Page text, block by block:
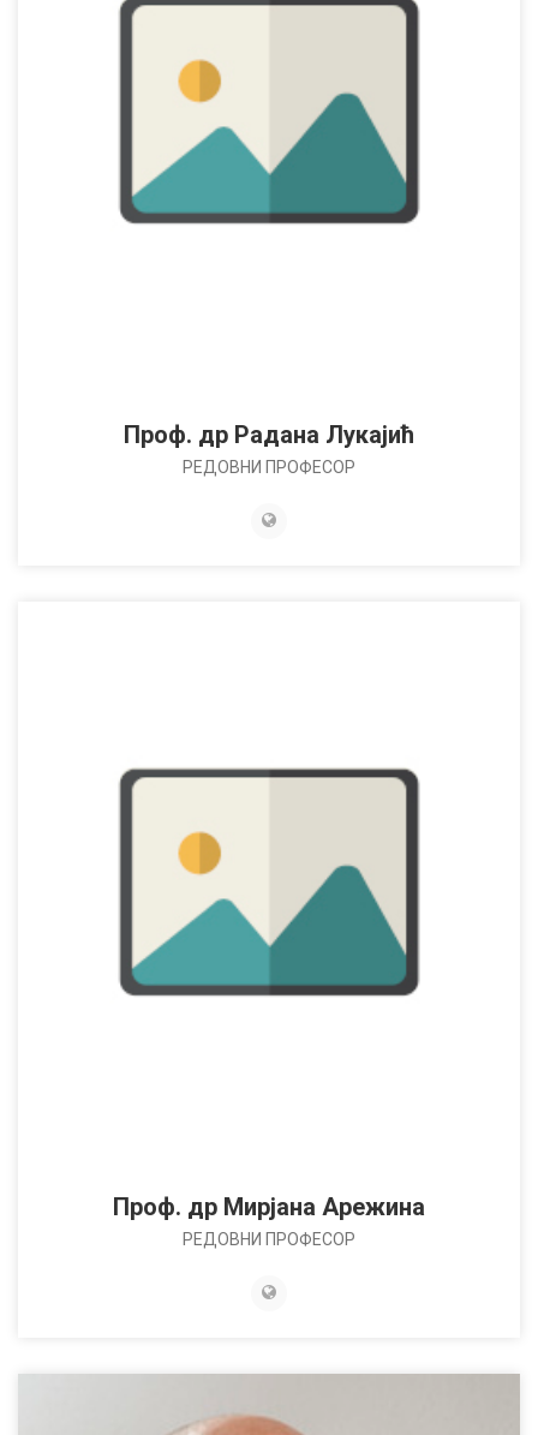
Проф. др Радана Лукајић
РЕДОВНИ ПРОФЕСОР
Проф. др Мирјана Арежина
РЕДОВНИ ПРОФЕСОР